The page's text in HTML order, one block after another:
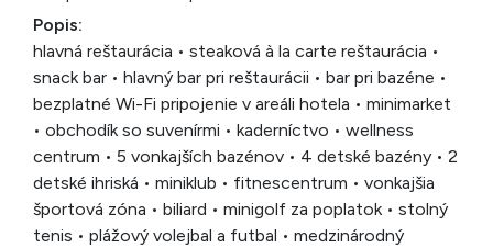
Popis:
hlavná reštaurácia • steaková à la carte reštaurácia •
snack bar • hlavný bar pri reštaurácii • bar pri bazéne •
bezplatné Wi-Fi pripojenie v areáli hotela • minimarket
• obchodík so suvenírmi • kaderníctvo • wellness
centrum • 5 vonkajších bazénov • 4 detské bazény • 2
detské ihriská • miniklub • fitnescentrum • vonkajšia
športová zóna • biliard • minigolf za poplatok • stolný
tenis • plážový volejbal a futbal • medzinárodný